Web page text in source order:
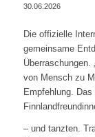
30.06.2026
Die offizielle
gemeinsame
von Mensch zu
Empfehlung.
– und tanzten.